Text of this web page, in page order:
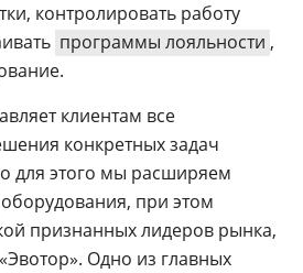
контролировать работу
программы лояльности ,
клиентам все
конкретных задач
для этого мы расширяем
оборудования, при этом
признанных лидеров рынка,
Одно из главных